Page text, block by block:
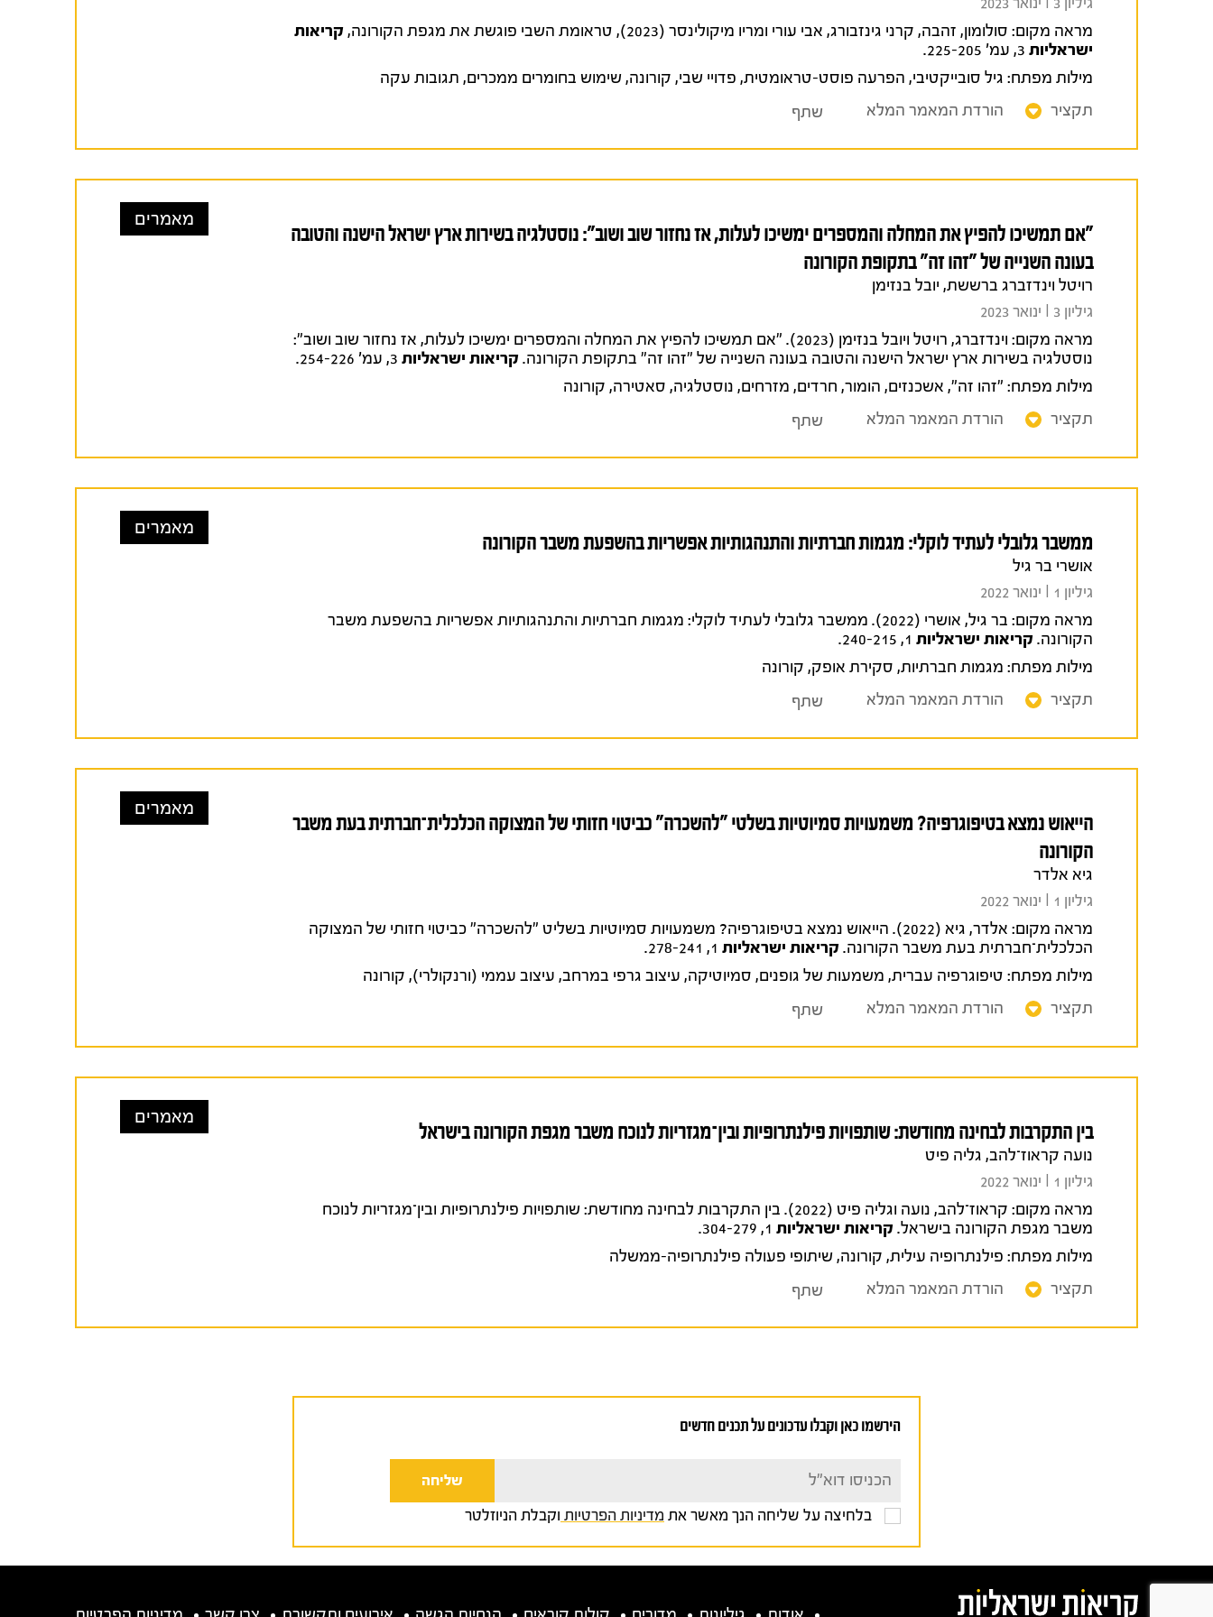
מראה מקום: סולומון, זהבה, קרני גינזבורג, אבי עורי ומריו מיקולינסר (2023), טראומת השבי פוגשת את מגפת הקורונה,
קריאות
ישראליות
מילות מפתח: גיל סובייקטיבי, הפרעה פוסט-טראומטית, פדויי שבי, קורונה,שימוש בחומרים ממכרים, תגובות עקה
תקציר
הורדת המאמר המלא שתף
מאמרים
"אם תמשיכו להפיץ את המחלה והמספרים ימשיכו לעלות, אז נחזור שוב ושוב": נוסטלגיה בשירות ארץ ישראל הישנה והטובה
בעונה השנייה של "זהו זה" בתקופת הקורונה
רויטל וינדזברג ברששת, יובל בנזימן
גיליון 3 I ינואר 2023
מראה מקום:
וינדזברג, רויטל ויובל בנזימן (2023). "אם תמשיכו להפיץ את המחלה והמספרים ימשיכו לעלות, אז נחזור שוב ושוב":
נוסטלגיה בשירות ארץ ישראל הישנה והטובה בעונה השנייה של "זהו זה" בתקופת הקורונה.קריאות ישראליות
מילות מפתח: "זהו זה", אשכנזים, הומור, חרדים, מזרחים, נוסטלגיה, סאטירה, קורונה
תקציר
הורדת המאמר המלא שתף
מאמרים
ממשבר גלובלי לעתיד לוקלי: מגמות חברתיות והתנהגותיות אפשריות בהשפעת משבר הקורונה
אושרי בר גיל
גיליון 1 I ינואר 2022
מראה מקום:
בר גיל, אושרי (2022). ממשבר גלובלי לעתיד לוקלי: מגמות חברתיות והתנהגותיות אפשריות בהשפעת משבר
הקורונה.קריאות ישראליות
מילות מפתח: מגמות חברתיות, סקירת אופק, קורונה
תקציר
הורדת המאמר המלא שתף
מאמרים
הייאוש נמצא בטיפוגרפיה? משמעויות סמיוטיות בשלטי "להשכרה" כביטוי חזותי של המצוקה הכלכלית־חברתית בעת משבר
הקורונה
גיא אלדר
גיליון 1 I ינואר 2022
מראה מקום:
אלדר, גיא (2022). הייאוש נמצא בטיפוגרפיה? משמעויות סמיוטיות בשליט "להשכרה" כביטוי חזותי של המצוקה
הכלכלית־חברתית בעת משבר הקורונה.קריאות ישראליות
מילות מפתח: טיפוגרפיה עברית, משמעות של גופנים, סמיוטיקה, עיצוב גרפי במרחב, עיצוב עממי (ורנקולרי), קורונה
תקציר
הורדת המאמר המלא שתף
מאמרים
בין התקרבות לבחינה מחודשת: שותפויות פילנתרופיות ובין־מגזריות לנוכח משבר מגפת הקורונה בישראל
נועה קראוז־להב, גליה פיט
גיליון 1 I ינואר 2022
מראה מקום:
קראוז־להב, נועה וגליה פיט (2022). בין התקרבות לבחינה מחודשת: שותפויות פילנתרופיות ובין־מגזריות לנוכח
משבר מגפת הקורונה בישראל.קריאות ישראליות
מילות מפתח: פילנתרופיה עילית, קורונה,שיתופי פעולה פילנתרופיה-ממשלה
תקציר
הורדת המאמר המלא שתף
הירשמו כאן וקבלו עדכונים על תכנים חדשים
בלחיצה על שליחה הנך מאשר את מדיניות הפרטיות וקבלת הניוזלטר